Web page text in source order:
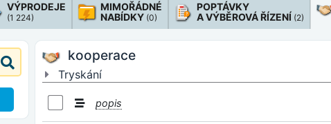
VÝPRODEJE
(1 224)
MIMOŘÁDNÉ
NABÍDKY (0)
POPTÁVKY
A VÝBĚROVÁ ŘÍZENÍ (2)
kooperace
Tryskání
popis